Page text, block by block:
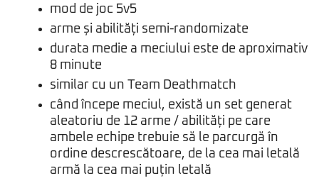
mod de joc 5v5
arme și abilități semi-randomizate
durata medie a meciului este de aproximativ
8 minute
similar cu un Team Deathmatch
când începe meciul, există un set generat
aleatoriu de 12 arme / abilități pe care
ambele echipe trebuie să le parcurgă în
ordine descrescătoare, de la cea mai letală
armă la cea mai puțin letală